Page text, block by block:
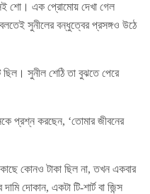
শো। এক প্রোমোয় দেখা গেল
সুনীলের বন্ধুত্বের প্রসঙ্গও উঠে
সুনীল শেঠি তা বুঝতে পেরে
প্রশ্ন করছেন, ‘তোমার জীবনের
কোনও টাকা ছিল না, তখন একবার
দোকান, একটা টি-শার্ট বা জিন্স